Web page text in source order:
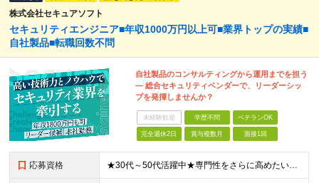
株式会社セキュアソフト
セキュリティエンジニア■年収1000万円以上可■業界トップの実績■
自社製品■転職回数不問
自社製品のコンサルティングから運用までを担う
― 総合セキュリティベンダーで、リーダーシッ
プを発揮しませんか？
未経験歓迎 学歴不問 ベテランOK
完全週休2日 賞与複数月 面接1回
応募資格 ★30代～50代活躍中★専門性をさらに高めたい方に ■ネットワーク・サーバー設計・構築経験が5年以上ある方 ■セキュリティ分野での設計・構築・運用保守経験が3年以上ある方 ■学歴不問 ＼転職回数は